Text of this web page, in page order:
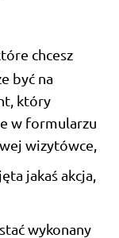
chcesz
być na
który
w formularzu
wizytówce,
jakaś akcja,
wykonany